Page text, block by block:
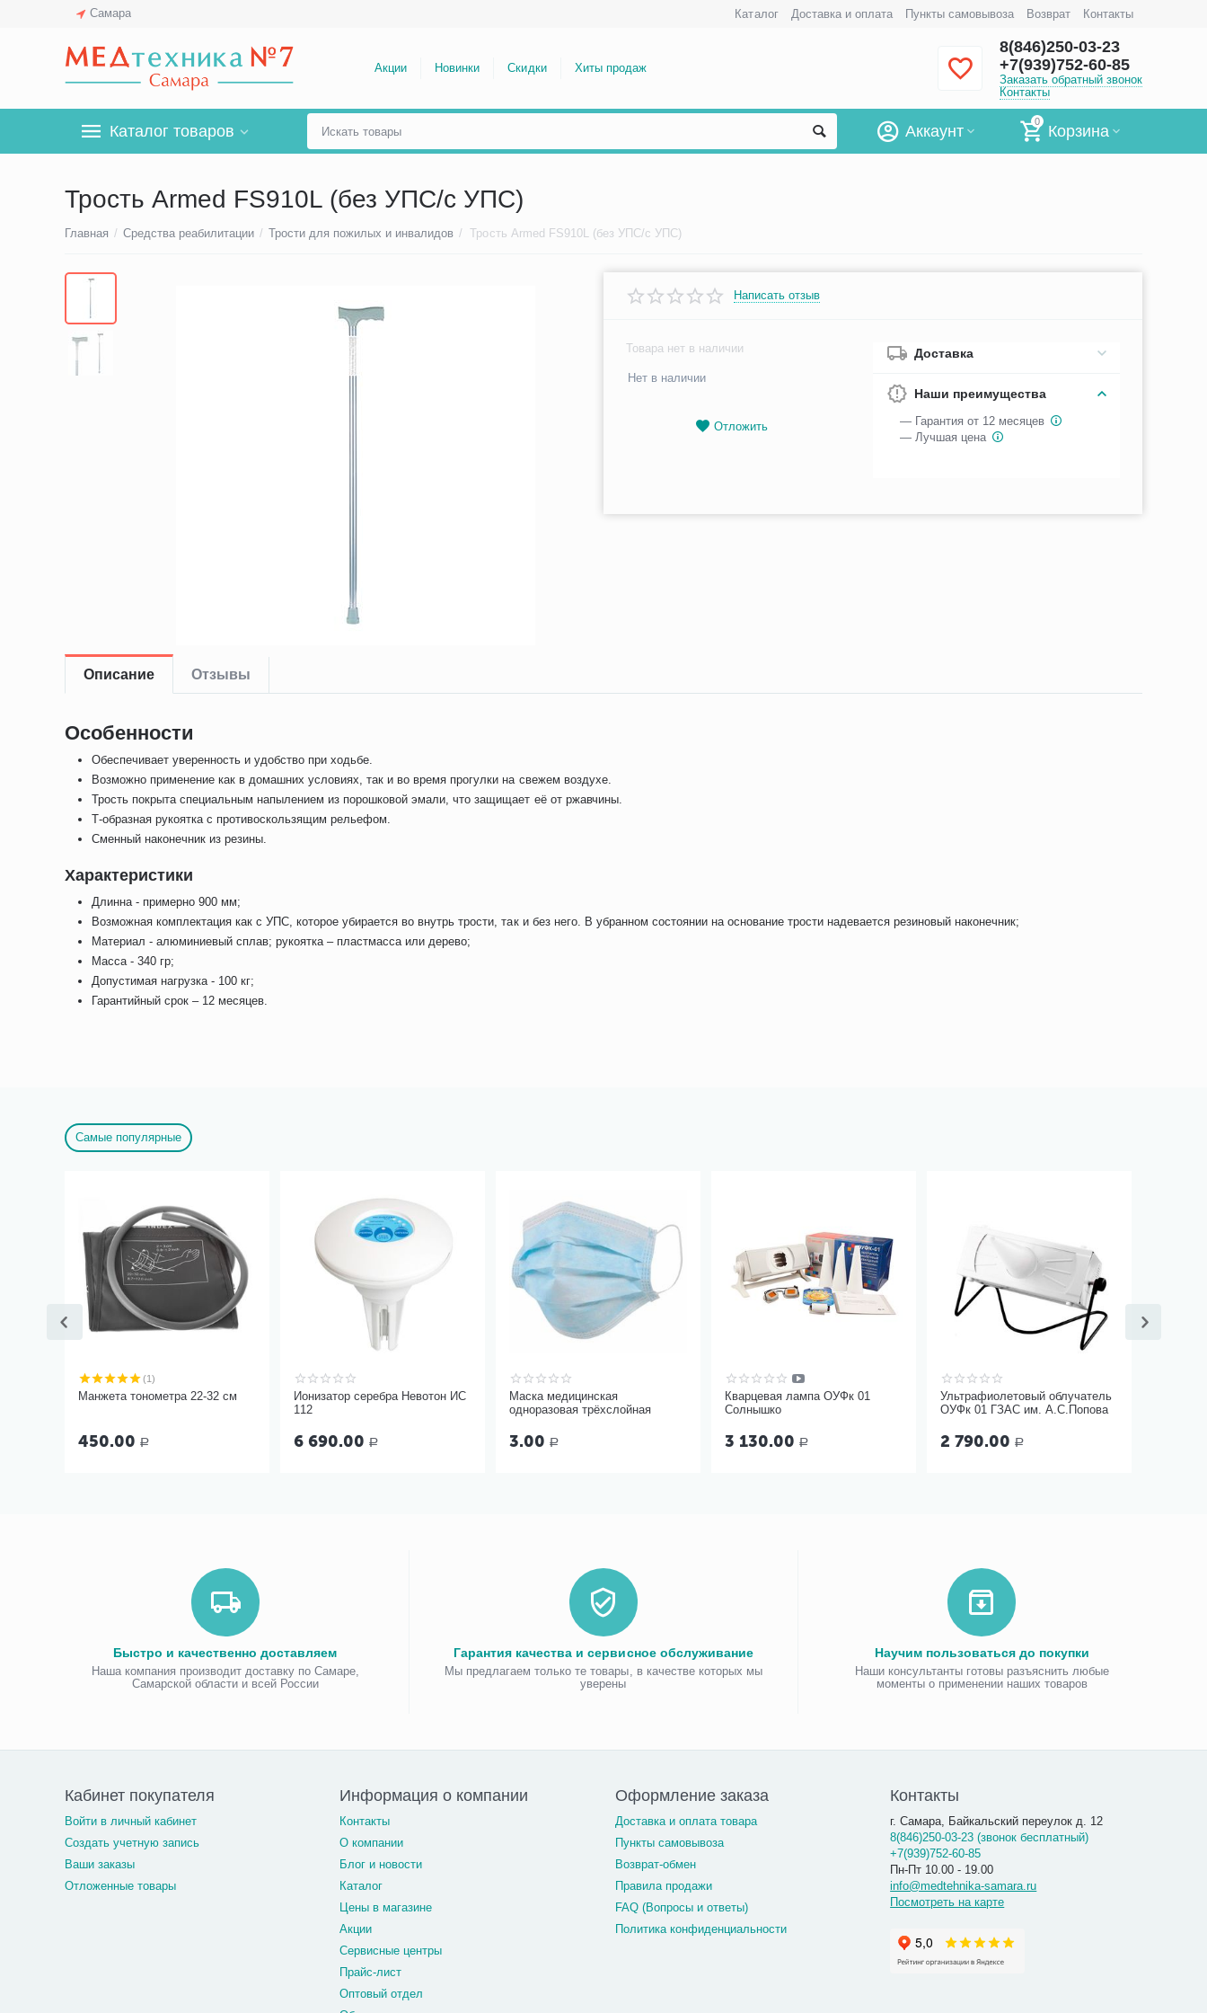
Самара Каталог Доставка и оплата Пункты самовывоза Возврат Контакты
Акции Новинки Скидки Хиты продаж
8(846)250-03-23
+7(939)752-60-85
Заказать обратный звонок
Контакты
Каталог товаров
0
Корзина
Аккаунт
Трость Armed FS910L (без УПС/с УПС)
Главная / Средства реабилитации / Трости для пожилых и инвалидов / Трость Armed FS910L (без УПС/с УПС)
Написать отзыв
Товара нет в наличии
Нет в наличии
Отложить
Доставка
Наши преимущества
— Гарантия от 12 месяцев
— Лучшая цена
Описание Отзывы
Особенности
Обеспечивает уверенность и удобство при ходьбе.
Возможно применение как в домашних условиях, так и во время прогулки на свежем воздухе.
Трость покрыта специальным напылением из порошковой эмали, что защищает её от ржавчины.
Т-образная рукоятка с противоскользящим рельефом.
Сменный наконечник из резины.
Характеристики
Длинна - примерно 900 мм;
Возможная комплектация как с УПС, которое убирается во внутрь трости, так и без него. В убранном состоянии на основание трости надевается резиновый наконечник;
Материал - алюминиевый сплав; рукоятка – пластмасса или дерево;
Масса - 340 гр;
Допустимая нагрузка - 100 кг;
Гарантийный срок – 12 месяцев.
Самые популярные
(1)
Манжета тонометра 22-32 см
450.00 Р
Ионизатор серебра Невотон ИС
112
6 690.00 Р
Маска медицинская
одноразовая трёхслойная
3.00 Р
Кварцевая лампа ОУФк 01
Солнышко
3 130.00 Р
Ультрафиолетовый облучатель
ОУФк 01 ГЗАС им. А.С.Попова
2 790.00 Р
Быстро и качественно доставляем
Наша компания производит доставку по Самаре,
Самарской области и всей России
Гарантия качества и сервисное обслуживание
Мы предлагаем только те товары, в качестве которых мы
уверены
Научим пользоваться до покупки
Наши консультанты готовы разъяснить любые
моменты о применении наших товаров
Кабинет покупателя
Войти в личный кабинет
Создать учетную запись
Ваши заказы
Отложенные товары
Информация о компании
Контакты
О компании
Блог и новости
Каталог
Цены в магазине
Акции
Сервисные центры
Прайс-лист
Оптовый отдел
Оформление заказа
Доставка и оплата товара
Пункты самовывоза
Возврат-обмен
Правила продажи
FAQ (Вопросы и ответы)
Политика конфиденциальности
Контакты
г. Самара, Байкальский переулок д. 12
8(846)250-03-23 (звонок бесплатный)
+7(939)752-60-85
Пн-Пт 10.00 - 19.00
info@medtehnika-samara.ru
Посмотреть на карте